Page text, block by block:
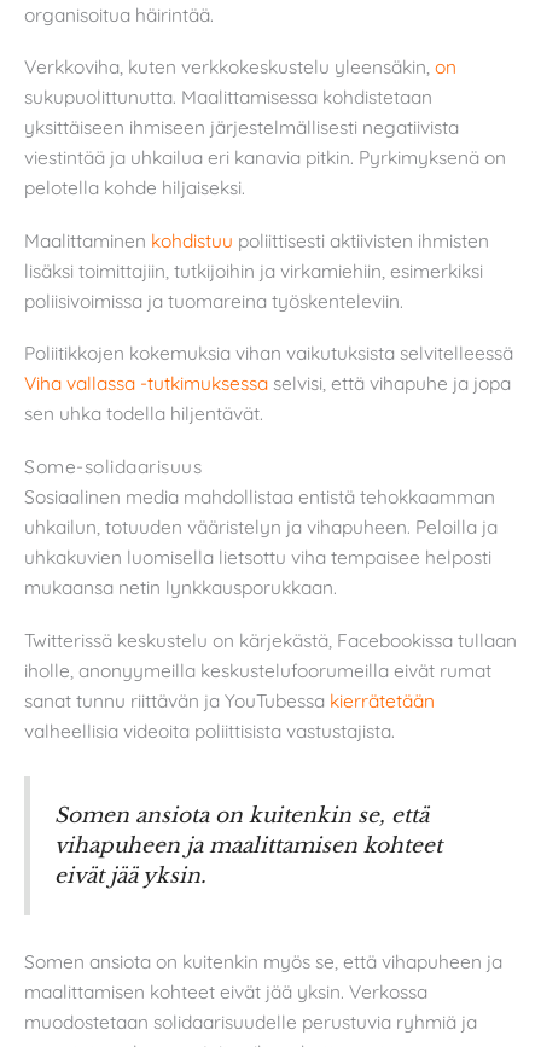
organisoitua häirintää.
Verkkoviha, kuten verkkokeskustelu yleensäkin, on
sukupuolittunutta. Maalittamisessa kohdistetaan
yksittäiseen ihmiseen järjestelmällisesti negatiivista
viestintää ja uhkailua eri kanavia pitkin. Pyrkimyksenä on
pelotella kohde hiljaiseksi.
Maalittaminen kohdistuu poliittisesti aktiivisten ihmisten
lisäksi toimittajiin, tutkijoihin ja virkamiehiin, esimerkiksi
poliisivoimissa ja tuomareina työskenteleviin.
Poliitikkojen kokemuksia vihan vaikutuksista selvitelleessä
Viha vallassa -tutkimuksessa selvisi, että vihapuhe ja jopa
sen uhka todella hiljentävät.
Some-solidaarisuus
Sosiaalinen media mahdollistaa entistä tehokkaamman
uhkailun, totuuden vääristelyn ja vihapuheen. Peloilla ja
uhkakuvien luomisella lietsottu viha tempaisee helposti
mukaansa netin lynkkausporukkaan.
Twitterissä keskustelu on kärjekästä, Facebookissa tullaan
iholle, anonyymeilla keskustelufoorumeilla eivät rumat
sanat tunnu riittävän ja YouTubessa kierrätetään
valheellisia videoita poliittisista vastustajista.
Somen ansiota on kuitenkin se, että
vihapuheen ja maalittamisen kohteet
eivät jää yksin.
Somen ansiota on kuitenkin myös se, että vihapuheen ja
maalittamisen kohteet eivät jää yksin. Verkossa
muodostetaan solidaarisuudelle perustuvia ryhmiä ja